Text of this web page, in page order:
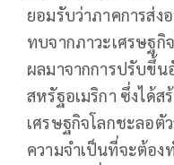
ยอมรับว่าภาคการส่ง
ทบจากภาวะเศรษฐกิ
ผลมาจากการปรับขึ้น
สหรัฐอเมริกา ซึ่งได้ส
เศรษฐกิจโลกชะลอตั
ความจำเป็นที่จะต้อง